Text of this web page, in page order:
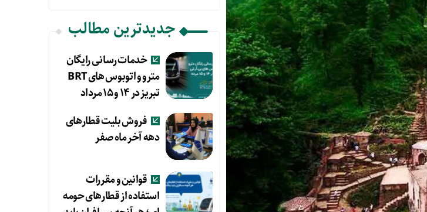
جدیدترین مطالب
خدمات رسانی رایگان
مترو و اتوبوس های BRT
تبریز در ۱۴ و ۱۵ مرداد
فروش بلیت قطارهای
دهه آخر ماه صفر
قوانین و مقررات
استفاده از قطارهای حومه